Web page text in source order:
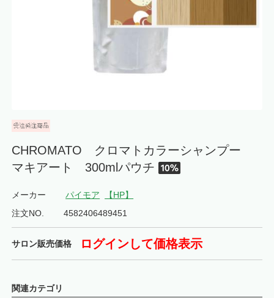
CHROMATO クロマトカラーシャンプー
マキアート 300mlパウチ
メーカー パイモア
【HP】
注文NO.
4582406489451
サロン販売価格 ログインして価格表示
関連カテゴリ